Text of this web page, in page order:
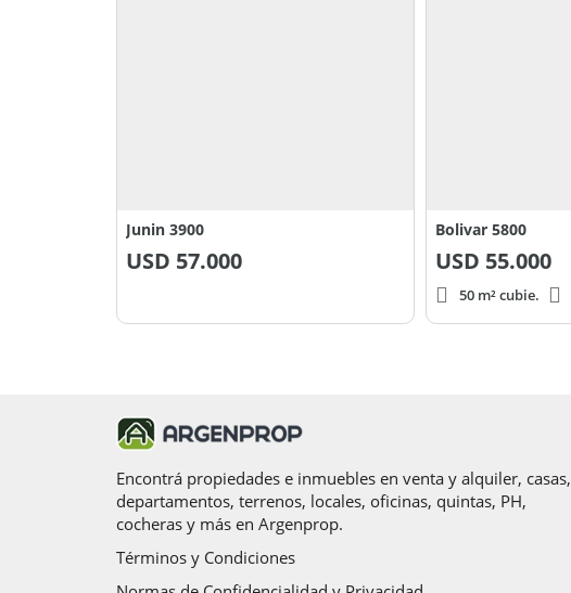
Junin 3900
USD 57.000
Bolivar 5800
USD 55.000
50 m² cubie.
Encontrá propiedades e inmuebles en venta y alquiler, casas,
departamentos, terrenos, locales, oficinas, quintas, PH,
cocheras y más en Argenprop.
Términos y Condiciones